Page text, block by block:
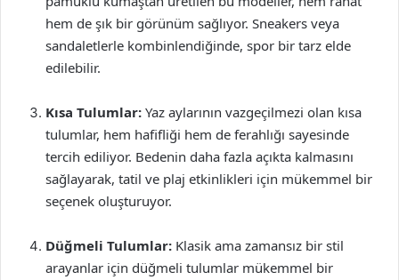
hem de şık bir görünüm sağlıyor. Sneakers veya
sandaletlerle kombinlendiğinde, spor bir tarz elde
edilebilir.
Kısa Tulumlar: Yaz aylarının vazgeçilmezi olan kısa
tulumlar, hem hafifliği hem de ferahlığı sayesinde
tercih ediliyor. Bedenin daha fazla açıkta kalmasını
sağlayarak, tatil ve plaj etkinlikleri için mükemmel bir
seçenek oluşturuyor.
Düğmeli Tulumlar: Klasik ama zamansız bir stil
arayanlar için düğmeli tulumlar mükemmel bir